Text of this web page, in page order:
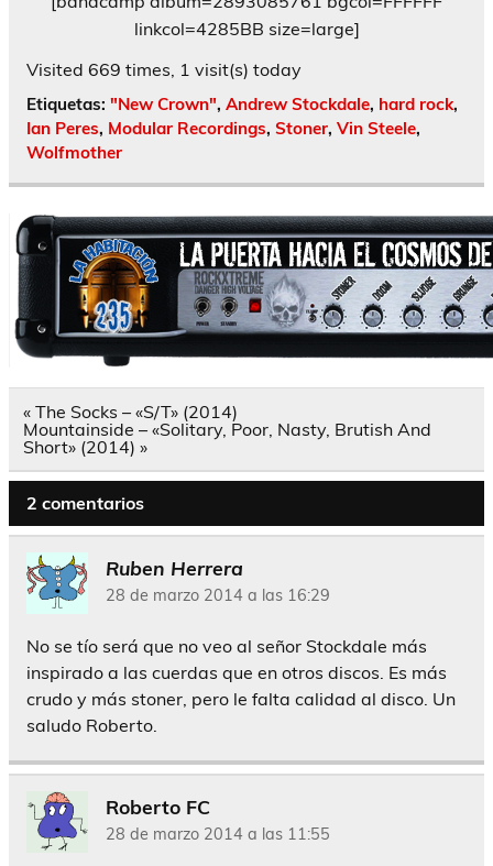
linkcol=4285BB size=large]
Visited 669 times, 1 visit(s) today
Etiquetas: "New Crown", Andrew Stockdale, hard rock,
Ian Peres, Modular Recordings, Stoner, Vin Steele,
Wolfmother
Navegación
de
entradas
« The Socks – «S/T» (2014)
Mountainside – «Solitary, Poor, Nasty, Brutish And
Short» (2014) »
2 comentarios
Ruben Herrera
28 de marzo 2014 a las 16:29
No se tío será que no veo al señor Stockdale más
inspirado a las cuerdas que en otros discos. Es más
crudo y más stoner, pero le falta calidad al disco. Un
saludo Roberto.
Roberto FC
28 de marzo 2014 a las 11:55